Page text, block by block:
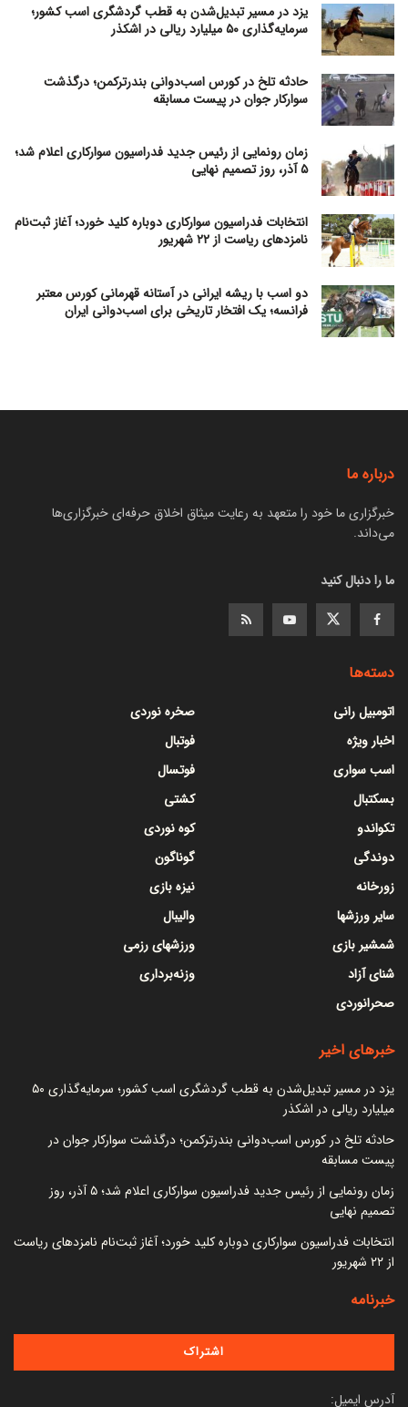
یزد در مسیر تبدیل‌شدن به قطب گردشگری اسب کشور؛
سرمایه‌گذاری ۵۰ میلیارد ریالی در اشکذر
حادثه تلخ در کورس اسب‌دوانی بندرترکمن؛ درگذشت
سوارکار جوان در پیست مسابقه
زمان رونمایی از رئیس جدید فدراسیون سوارکاری اعلام شد؛
۵ آذر، روز تصمیم نهایی
انتخابات فدراسیون سوارکاری دوباره کلید خورد؛ آغاز ثبت‌نام
نامزدهای ریاست از ۲۲ شهریور
دو اسب با ریشه ایرانی در آستانه قهرمانی کورس معتبر
فرانسه؛ یک افتخار تاریخی برای اسب‌دوانی ایران
درباره ما
خبرگزاری ما خود را متعهد به رعایت میثاق اخلاق حرفه‌ای خبرگزاری‌ها
می‌داند.
ما را دنبال کنید
دسته‌ها
اتومبیل رانی
اخبار ویژه
اسب سواری
بسکتبال
تکواندو
دوندگی
زورخانه
سایر ورزشها
شمشیر بازی
شنای آزاد
صحرانوردی
صخره نوردی
فوتبال
فوتسال
کشتی
کوه نوردی
گوناگون
نیزه بازی
والیبال
ورزشهای رزمی
وزنه‌برداری
خبرهای اخیر
یزد در مسیر تبدیل‌شدن به قطب گردشگری اسب کشور؛ سرمایه‌گذاری ۵۰
میلیارد ریالی در اشکذر
حادثه تلخ در کورس اسب‌دوانی بندرترکمن؛ درگذشت سوارکار جوان در
پیست مسابقه
زمان رونمایی از رئیس جدید فدراسیون سوارکاری اعلام شد؛ ۵ آذر، روز
تصمیم نهایی
انتخابات فدراسیون سوارکاری دوباره کلید خورد؛ آغاز ثبت‌نام نامزدهای ریاست
از ۲۲ شهریور
خبرنامه
آدرس ایمیل: